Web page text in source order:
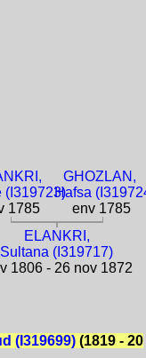
(I319723)
1785
GHOZLAN,
Hafsa
env 1785
ELANKRI,
Sultana (I319717)
1806 - 26 nov 1872
(I319699)(1819 - 20